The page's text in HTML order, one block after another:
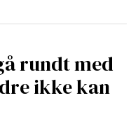
rundt med
ikke kan